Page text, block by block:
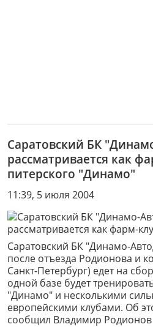
Саратовский БК
рассматривается как
питерского "Динамо"
11:39, 5 июля 2004
Саратовский БК "Динамо-
после отъезда Родионова и
Санкт-Петербург) едет на
одной базе будет
"Динамо" и несколькими
европейскими клубами. Об
сообщил Владимир Родионов